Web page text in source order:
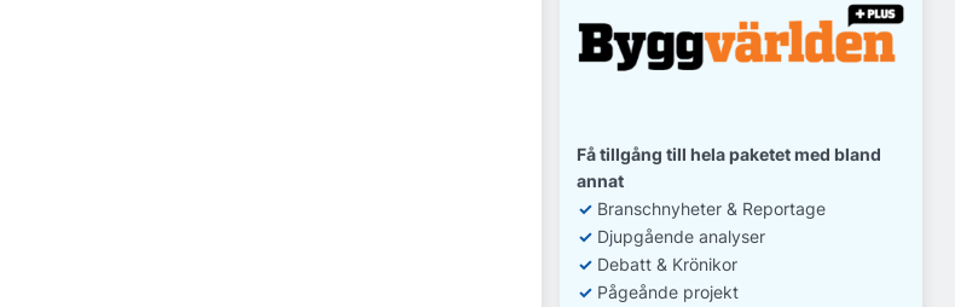
Få tillgång till hela paketet med bland
annat
✓ Branschnyheter & Reportage
✓ Djupgående analyser
✓ Debatt & Krönikor
✓ Pågeånde projekt